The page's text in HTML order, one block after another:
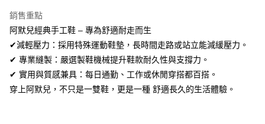
台新國際商業銀行
台灣樂天信用卡公司
Google Pay
全盈+PAY
AFTEE先享後付
相關說明
【關於「AFTEE先享後付」】
銷售重點
阿默兒經典手工鞋 – 專為舒適耐走而生
✔減輕壓力：採用特殊運動鞋墊，長時間走路或站立能減緩壓力。
✔ 專業縫製：嚴選製鞋機械提升鞋款耐久性與支撐力。
✔ 實用與質感兼具：每日通勤、工作或休閒穿搭都百搭。
穿上阿默兒，不只是一雙鞋，更是一種 舒適長久的生活體驗。